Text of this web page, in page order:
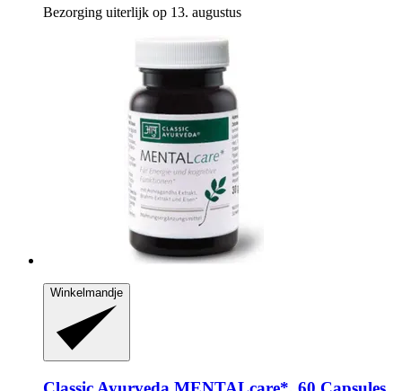
Bezorging uiterlijk op 13. augustus
Winkelmandje